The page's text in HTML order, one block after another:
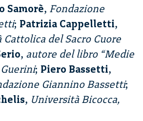
Samorè, Fondazione
; Patrizia Cappelletti,
Cattolica del Sacro Cuore
, autore del libro “Medie
; Piero Bassetti,
Giannino Bassetti;
, Università Bicocca,